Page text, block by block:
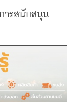
ารสนับสนุน